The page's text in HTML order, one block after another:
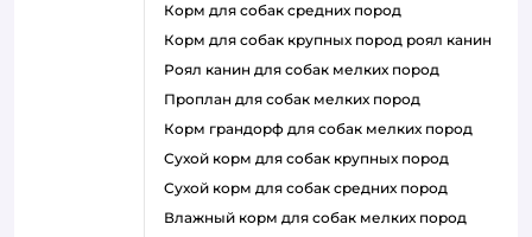
корм для собак средних пород
корм для собак крупных пород роял канин
роял канин для собак мелких пород
проплан для собак мелких пород
корм грандорф для собак мелких пород
сухой корм для собак крупных пород
сухой корм для собак средних пород
влажный корм для собак мелких пород